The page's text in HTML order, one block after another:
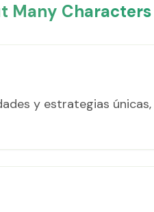
Many Characters
y estrategias